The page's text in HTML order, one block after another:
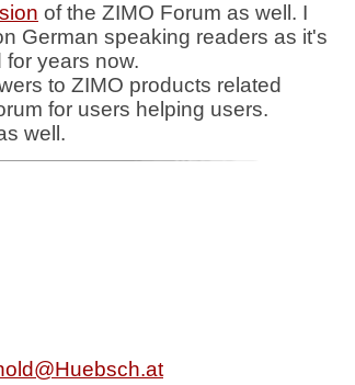
of the ZIMO Forum as well. I
German speaking readers as it's
years now.
to ZIMO products related
for users helping users.
well.